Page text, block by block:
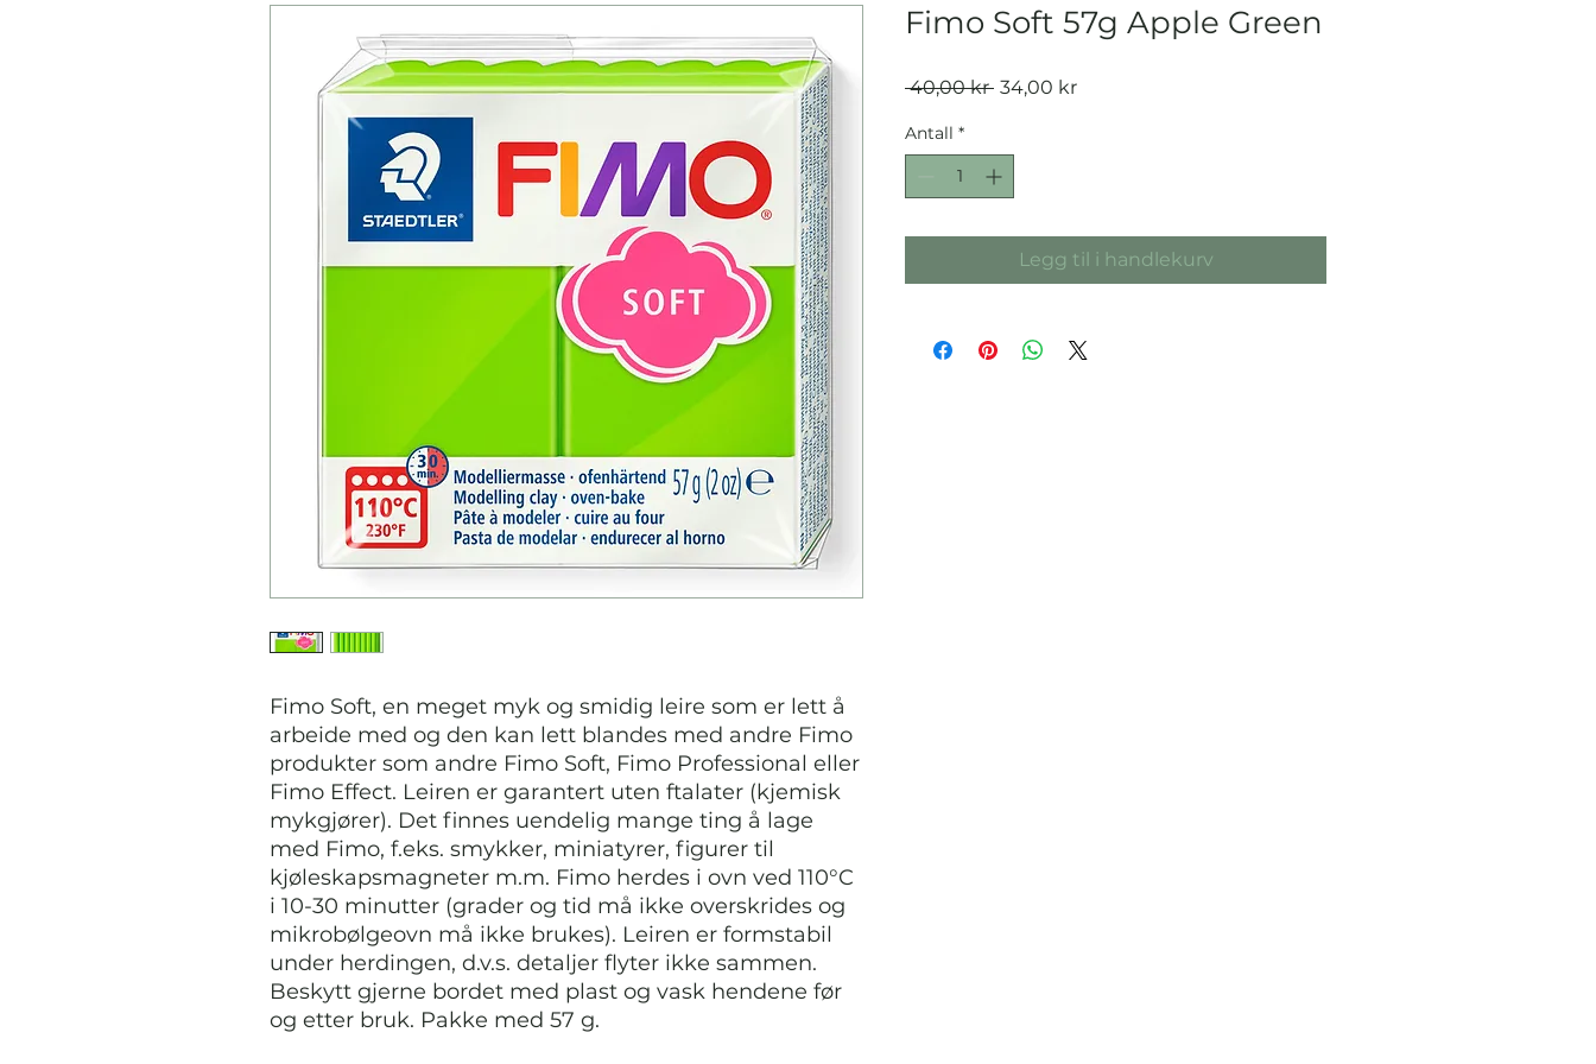
Fimo Soft, en meget myk og smidig leire som er lett å
arbeide med og den kan lett blandes med andre Fimo
produkter som andre Fimo Soft, Fimo Professional eller
Fimo Effect. Leiren er garantert uten ftalater (kjemisk
mykgjører). Det finnes uendelig mange ting å lage
med Fimo, f.eks. smykker, miniatyrer, figurer til
kjøleskapsmagneter m.m. Fimo herdes i ovn ved 110°C
i 10-30 minutter (grader og tid må ikke overskrides og
mikrobølgeovn må ikke brukes). Leiren er formstabil
under herdingen, d.v.s. detaljer flyter ikke sammen.
Beskytt gjerne bordet med plast og vask hendene før
og etter bruk. Pakke med 57 g.
Fimo Soft 57g Apple Green
40,00 kr Vanlig
34,00 krSalgspris
Antall *
Legg til i handlekurv